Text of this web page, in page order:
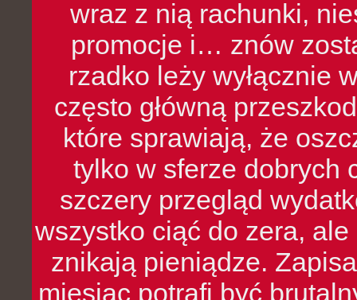
wraz z nią rachunki,
promocje i… znów
rzadko leży wyłącznie
często główną
które sprawiają, że
tylko w sferze dobrych
szczery przegląd
wszystko ciąć do zera,
znikają pieniądze.
miesiąc potrafi być